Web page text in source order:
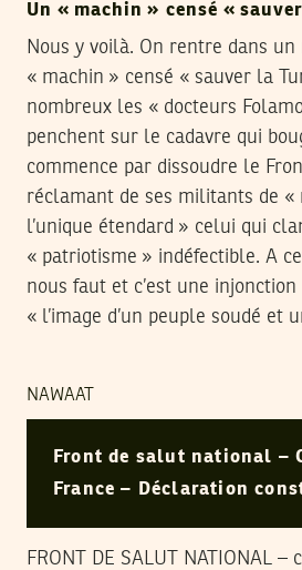
Un « machin » censé «
Nous y voilà. On rentre dans un
« machin » censé « sauver la
nombreux les « docteurs
penchent sur le cadavre qui
commence par dissoudre le
réclamant de ses militants de
l’unique étendard » celui qui
« patriotisme » indéfectible. A
nous faut et c’est une
« l’image d’un peuple soudé et
NAWAAT
Front de salut national –
France – Déclaration
FRONT DE SALUT NATIONAL –